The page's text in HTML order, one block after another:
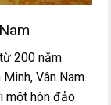
200 năm
Vân Nam.
một hòn đảo